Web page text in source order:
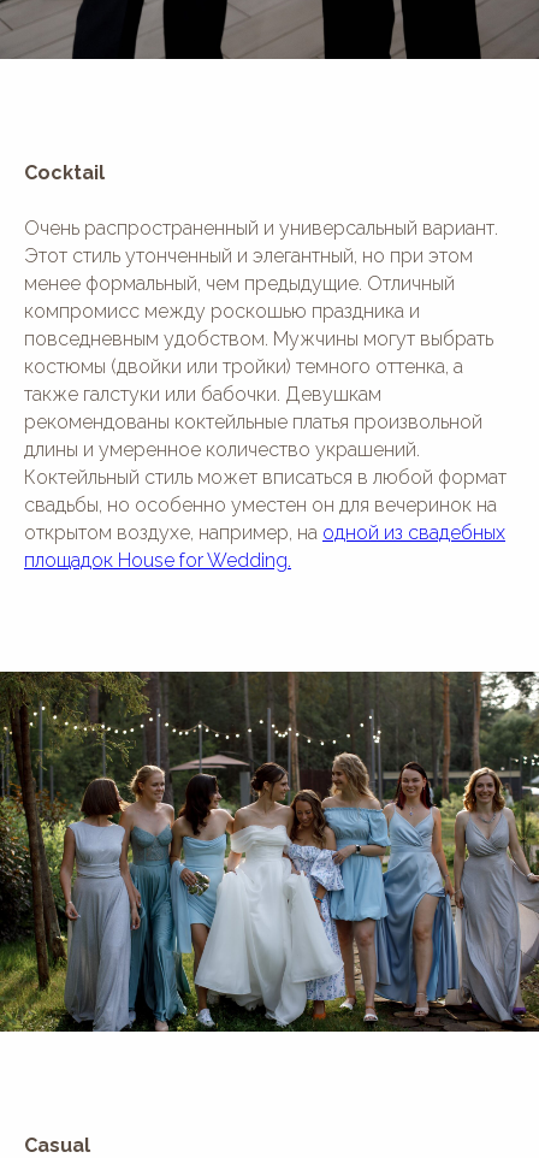
Cocktail
Очень распространенный и универсальный вариант.
Этот стиль утонченный и элегантный, но при этом
менее формальный, чем предыдущие. Отличный
компромисс между роскошью праздника и
повседневным удобством. Мужчины могут выбрать
костюмы (двойки или тройки) темного оттенка, а
также галстуки или бабочки. Девушкам
рекомендованы коктейльные платья произвольной
длины и умеренное количество украшений.
Коктейльный стиль может вписаться в любой формат
свадьбы, но особенно уместен он для вечеринок на
открытом воздухе, например, на одной из свадебных
площадок House for Wedding.
Casual